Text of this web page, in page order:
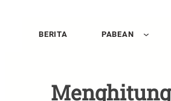
BERITA PABEAN